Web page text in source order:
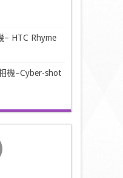
– HTC Rhyme
機–Cyber-shot